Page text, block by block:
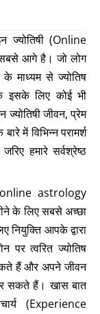
ज्योतिषी (Online
सबसे आगे है। जो लोग
माध्यम से ज्योतिष
इसके लिए कोई भी
जीवन, प्रेम
में विभिन्न परामर्श
हमारे सर्वश्रेष्ठ
(online astrology
के लिए सबसे अच्छा
नियुक्ति आपके द्वारा
पर त्वरित ज्योतिष
हैं और अपने जीवन
कर सकते हैं। खास बात
(Experience